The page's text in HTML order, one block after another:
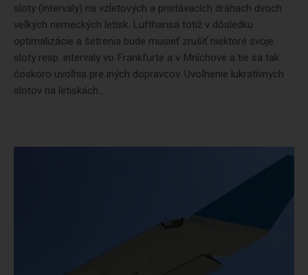
sloty (intervaly) na vzletových a pristávacích dráhach dvoch
veľkých nemeckých letísk. Lufthansa totiž v dôsledku
optimalizácie a šetrenia bude musieť zrušiť niektoré svoje
sloty resp. intervaly vo Frankfurte a v Mníchove a tie sa tak
čoskoro uvoľnia pre iných dopravcov. Uvoľnenie lukratívnych
slotov na letiskách...